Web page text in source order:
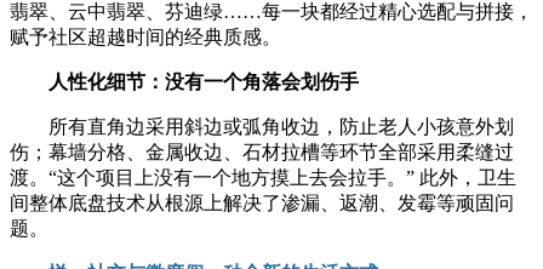
翡翠、云中翡翠、芬迪绿……每一块都经过精心选配与拼接，
赋予社区超越时间的经典质感。
人性化细节：没有一个角落会划伤手
所有直角边采用斜边或弧角收边，防止老人小孩意外划
伤；幕墙分格、金属收边、石材拉槽等环节全部采用柔缝过
渡。“这个项目上没有一个地方摸上去会拉手。” 此外，卫生
间整体底盘技术从根源上解决了渗漏、返潮、发霉等顽固问
题。